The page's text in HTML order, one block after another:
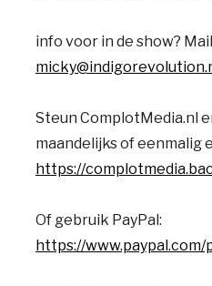
info voor in de show?
Steun ComplotMedia.nl
maandelijks of eenmalig
https://
Of gebruik PayPal:
https://www.paypal.com/